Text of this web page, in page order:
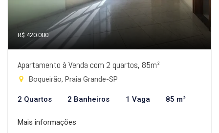
R$ 420.000
Apartamento à Venda com 2 quartos, 85m²
Boqueirão, Praia Grande-SP
2 Quartos 2 Banheiros 1 Vaga 85 m²
Mais informações